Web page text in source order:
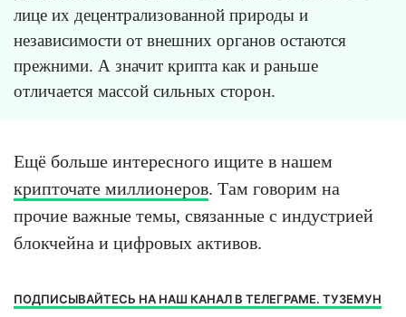
лице их децентрализованной природы и
независимости от внешних органов остаются
прежними. А значит крипта как и раньше
отличается массой сильных сторон.
Ещё больше интересного ищите в нашем
крипточате миллионеров. Там говорим на
прочие важные темы, связанные с индустрией
блокчейна и цифровых активов.
ПОДПИСЫВАЙТЕСЬ НА НАШ КАНАЛ В ТЕЛЕГРАМЕ. ТУЗЕМУН